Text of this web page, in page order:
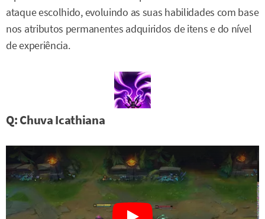
ataque escolhido, evoluindo as suas habilidades com base
nos atributos permanentes adquiridos de itens e do nível
de experiência.
Q: Chuva Icathiana